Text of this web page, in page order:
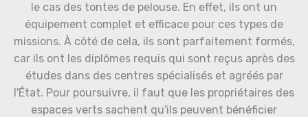
le cas des tontes de pelouse. En effet, ils ont un
équipement complet et efficace pour ces types de
missions. À côté de cela, ils sont parfaitement formés,
car ils ont les diplômes requis qui sont reçus après des
études dans des centres spécialisés et agréés par
l'État. Pour poursuivre, il faut que les propriétaires des
espaces verts sachent qu'ils peuvent bénéficier